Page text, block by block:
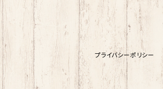
ミニオン
東北楽天ゴールデンイ
鉄道グッズ
プライバシーポリシー